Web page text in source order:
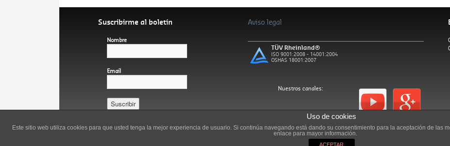
Suscribirme al boletín
Nombre
Email
Aviso legal
TÜV Rheinland®
ISO 9001:2008 - 14001:2004
OSHAS 18001:2007
Nuestros canales:
Uso de cookies
Este sitio web utiliza cookies para que usted tenga la mejor experiencia de usuario. Si continúa navegando está dando su consentimiento para la aceptación de las
enlace para mayor información.
ACEPTAR
Español